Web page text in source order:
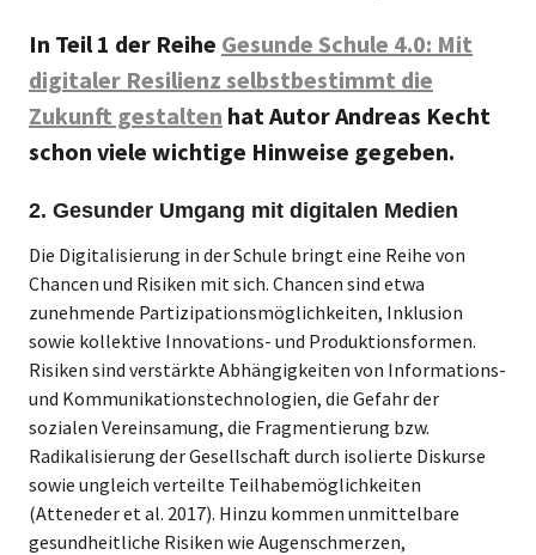
In Teil 1 der Reihe Gesunde Schule 4.0: Mit
digitaler Resilienz selbstbestimmt die
Zukunft gestalten hat Autor Andreas Kecht
schon viele wichtige Hinweise gegeben.
2. Gesunder Umgang mit digitalen Medien
Die Digitalisierung in der Schule bringt eine Reihe von
Chancen und Risiken mit sich. Chancen sind etwa
zunehmende Partizipationsmöglichkeiten, Inklusion
sowie kollektive Innovations- und Produktionsformen.
Risiken sind verstärkte Abhängigkeiten von Informations-
und Kommunikationstechnologien, die Gefahr der
sozialen Vereinsamung, die Fragmentierung bzw.
Radikalisierung der Gesellschaft durch isolierte Diskurse
sowie ungleich verteilte Teilhabemöglichkeiten
(Atteneder et al. 2017). Hinzu kommen unmittelbare
gesundheitliche Risiken wie Augenschmerzen,